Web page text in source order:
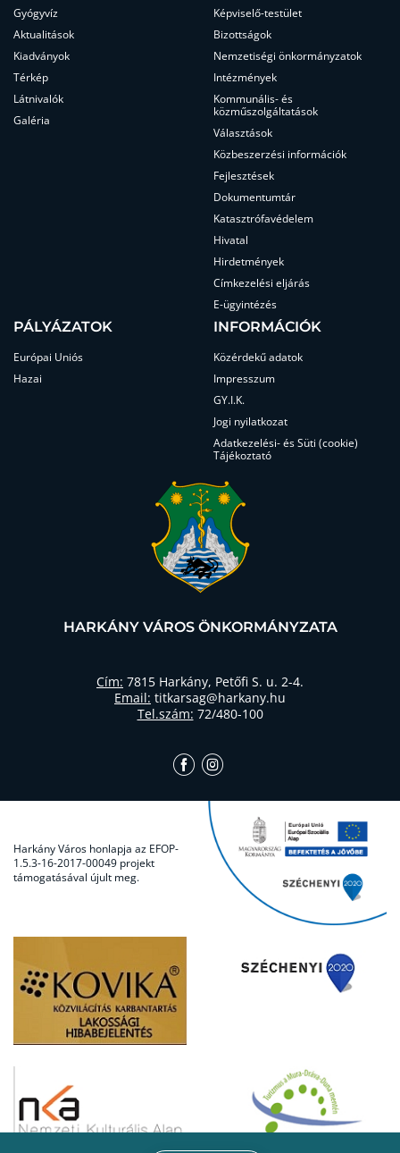
Gyógyvíz
Aktualitások
Kiadványok
Térkép
Látnivalók
Galéria
Képviselő-testület
Bizottságok
Nemzetiségi önkormányzatok
Intézmények
Kommunális- és
közműszolgáltatások
Választások
Közbeszerzési információk
Fejlesztések
Dokumentumtár
Katasztrófavédelem
Hivatal
Hirdetmények
Címkezelési eljárás
E-ügyintézés
PÁLYÁZATOK
Európai Uniós
Hazai
INFORMÁCIÓK
Közérdekű adatok
Impresszum
GY.I.K.
Jogi nyilatkozat
Adatkezelési- és Süti (cookie)
Tájékoztató
HARKÁNY VÁROS ÖNKORMÁNYZATA
Cím: 7815 Harkány, Petőfi S. u. 2-4.
Email: titkarsag@harkany.hu
Tel.szám: 72/480-100
Harkány Város honlapja az EFOP-
1.5.3-16-2017-00049 projekt
támogatásával újult meg.